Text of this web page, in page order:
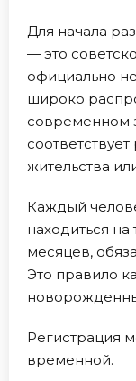
Для начала
— это
официально
широко
современном
жительства
Каждый
находиться
месяцев,
Это правило
Регистрация
временной.